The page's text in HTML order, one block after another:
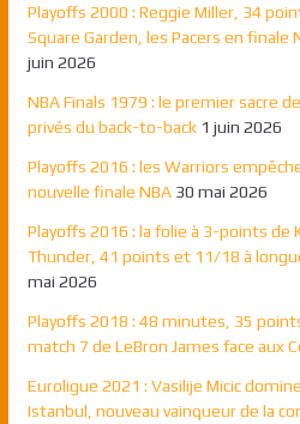
Playoffs 2000 : Reggie Miller, 34
Square Garden, les Pacers en finale
juin 2026
NBA Finals 1979 : le premier sacre
privés du back-to-back 1 juin 2026
Playoffs 2016 : les Warriors
nouvelle finale NBA 30 mai 2026
Playoffs 2016 : la folie à 3-points de
Thunder, 41 points et 11/18 à
mai 2026
Playoffs 2018 : 48 minutes, 35
match 7 de LeBron James face aux
Euroligue 2021 : Vasilije Micic
Istanbul, nouveau vainqueur de la